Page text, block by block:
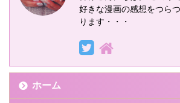
好きな漫画の感想をつら
ります・・・
ホーム